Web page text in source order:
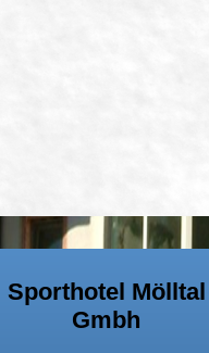
Sporthotel Mölltal
Gmbh